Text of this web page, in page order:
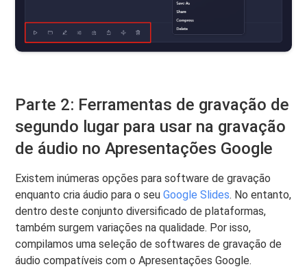
Parte 2: Ferramentas de gravação de
segundo lugar para usar na gravação
de áudio no Apresentações Google
Existem inúmeras opções para software de gravação
enquanto cria áudio para o seuGoogle Slides. No entanto,
dentro deste conjunto diversificado de plataformas,
também surgem variações na qualidade. Por isso,
compilamos uma seleção de softwares de gravação de
áudio compatíveis com o Apresentações Google.